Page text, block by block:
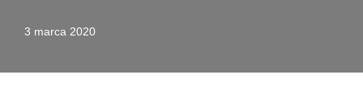
3 marca 2020